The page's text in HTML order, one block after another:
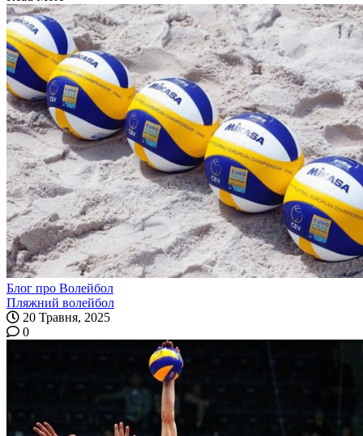
Блог про Волейбол
Пляжний волейбол
20 Травня, 2025
0